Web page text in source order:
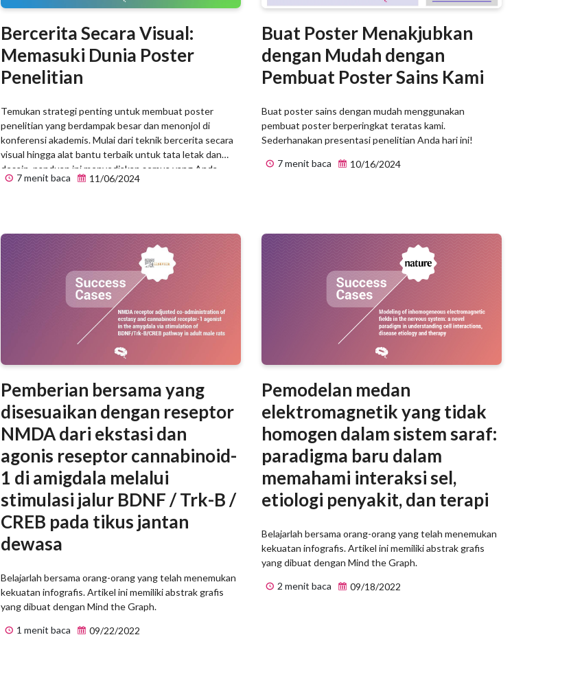
Bercerita Secara Visual:
Memasuki Dunia Poster
Penelitian
Temukan strategi penting untuk membuat poster
penelitian yang berdampak besar dan menonjol di
konferensi akademis. Mulai dari teknik bercerita secara
visual hingga alat bantu terbaik untuk tata letak dan
desain, panduan ini menyediakan semua yang Anda
butuhkan untuk mengomunikasikan temuan Anda
menarik secara visual, informatif, dan mudah diingat.
7 menit baca 11/06/2024
Buat Poster Menakjubkan
dengan Mudah dengan
Pembuat Poster Sains Kami
Buat poster sains dengan mudah menggunakan
pembuat poster berperingkat teratas kami.
Sederhanakan presentasi penelitian Anda hari ini!
7 menit baca
10/16/2024
Pemberian bersama yang
disesuaikan dengan reseptor
NMDA dari ekstasi dan
agonis reseptor cannabinoid-
1 di amigdala melalui
stimulasi jalur BDNF / Trk-B /
CREB pada tikus jantan
dewasa
Belajarlah bersama orang-orang yang telah menemukan
kekuatan infografis. Artikel ini memiliki abstrak grafis
yang dibuat dengan Mind the Graph.
1 menit baca
09/22/2022
Pemodelan medan
elektromagnetik yang tidak
homogen dalam sistem saraf:
paradigma baru dalam
memahami interaksi sel,
etiologi penyakit, dan terapi
Belajarlah bersama orang-orang yang telah menemukan
kekuatan infografis. Artikel ini memiliki abstrak grafis
yang dibuat dengan Mind the Graph.
2 menit baca
09/18/2022